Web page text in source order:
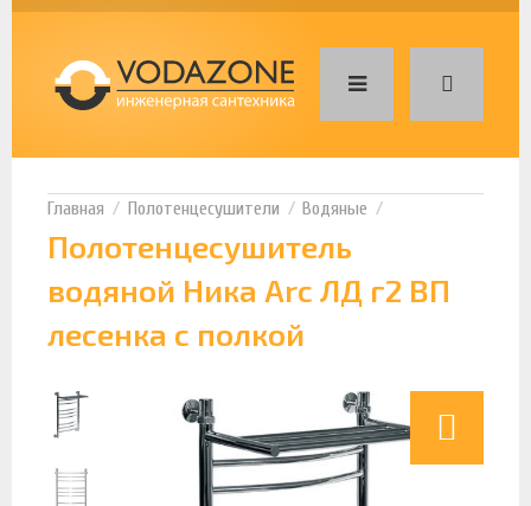
Полотенцесушители Водяные
Полотенцесушитель
водяной Ника Arc ЛД г2 ВП
лесенка с полкой